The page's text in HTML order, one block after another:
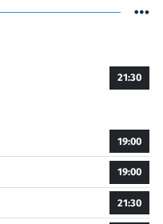
21:30
19:00
19:00
21:30